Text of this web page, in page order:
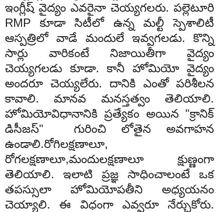
ఇంగ్లీష్ వైద్యం ఎవరైనా చెయ్యగలరు. పల్లెటూరి
RMP కూడా సిటీలో ఉన్న మల్టీ స్పెశాలిటీ
ఆస్పత్రిలో వాడే మందులే ఇవ్వగలడు. కొన్ని
సార్లు వారికంటే నిజాయితీగా వైద్యం
చెయ్యగలడు కూడా. కానీ హోమియో వైద్యం
అందరూ చెయ్యలేరు. దానికి ఎంతో పరిశీలన
కావాలి. మానవ మనస్తత్వం తెలియాలి.
హోమియోవిధానానికి ప్రత్యేకం అయిన "క్రానిక్
డిసీజస్" గురించి లోతైన అవగాహన
ఉండాలి.రోగిలక్షణాలూ,
రోగలక్షణాలూ,మందులక్షణాలూ క్షుణ్ణంగా
తెలియాలి. ఇలాటి ప్రజ్ఞ సాధించాలంటే ఒక
తపస్సులా హోమియోపతీని అధ్యయనం
చెయ్యాలి. ఈ విధంగా ఎవ్వరూ నేర్చుకోరు.